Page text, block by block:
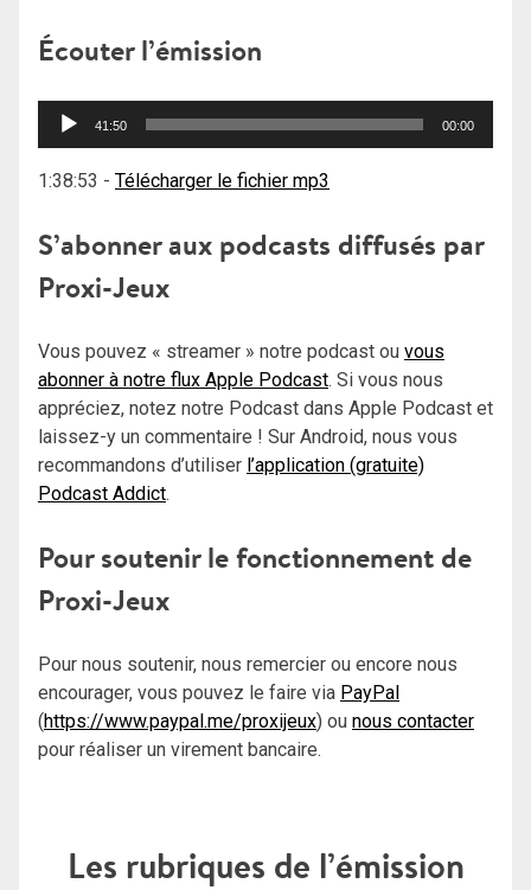
Écouter l’émission
Lecteur
41:50 00:00
1:38:53 - Télécharger le fichier mp3
S’abonner aux podcasts diffusés par
Proxi-Jeux
Vous pouvez « streamer » notre podcast ou vous
abonner à notre flux Apple Podcast. Si vous nous
appréciez, notez notre Podcast dans Apple Podcast et
laissez-y un commentaire ! Sur Android, nous vous
recommandons d’utiliser l’application (gratuite)
Podcast Addict.
Pour soutenir le fonctionnement de
Proxi-Jeux
Pour nous soutenir, nous remercier ou encore nous
encourager, vous pouvez le faire via PayPal
(https://www.paypal.me/proxijeux) ou nous contacter
pour réaliser un virement bancaire.
Les rubriques de l’émission